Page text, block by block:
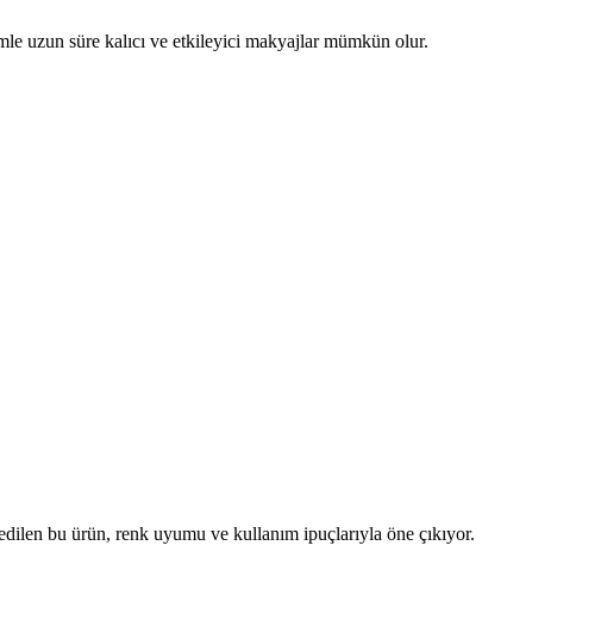
uzun süre kalıcı ve etkileyici makyajlar mümkün olur.
bu ürün, renk uyumu ve kullanım ipuçlarıyla öne çıkıyor.